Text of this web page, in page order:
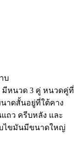
บ
หนวด 3 คู่ หนวดคู่ที่
าดสั้นอยู่ที่ใต้คาง
แถว ครีบหลัง และ
ไขมันมีขนาดใหญ่